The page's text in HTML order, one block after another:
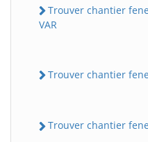
Trouver chantier
VAR
Trouver chantier
Trouver chantier